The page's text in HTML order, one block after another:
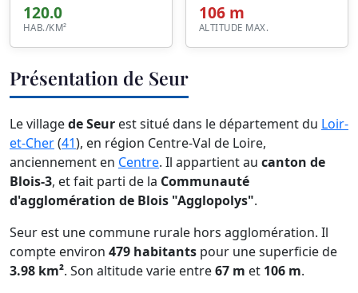
120.0
HAB./KM²
106 m
ALTITUDE MAX.
Présentation de Seur
Le villagede Seur est situé dans le département du Loir-
et-Cher(41), en région Centre-Val de Loire,
anciennement en Centre. Il appartient au canton de
Blois-3, et fait parti de la Communauté
d'agglomération de Blois "Agglopolys".
Seur est une commune rurale hors agglomération. Il
compte environ 479 habitants pour une superficie de
3.98 km². Son altitude varie entre67 m et 106 m.